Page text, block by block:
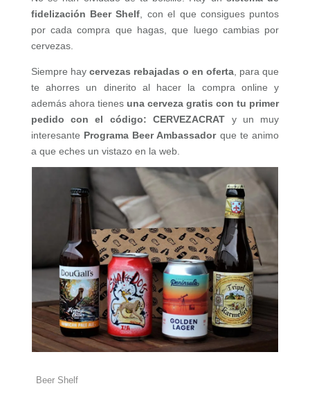
fidelización Beer Shelf , con el que consigues puntos
por cada compra que hagas, que luego cambias por
cervezas.
Siempre hay cervezas rebajadas o en oferta , para que
te ahorres un dinerito al hacer la compra online y
además ahora tienes una cerveza gratis con tu primer
pedido con el código: CERVEZACRAT y un muy
interesante Programa Beer Ambassadorque te animo
a que eches un vistazo en la web.
Beer Shelf